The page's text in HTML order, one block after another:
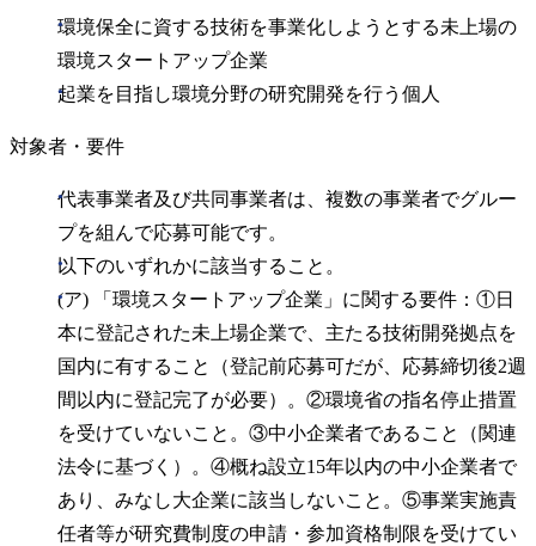
環境保全に資する技術を事業化しようとする未上場の
環境スタートアップ企業
起業を目指し環境分野の研究開発を行う個人
対象者・要件
代表事業者及び共同事業者は、複数の事業者でグルー
プを組んで応募可能です。
以下のいずれかに該当すること。
(ア) 「環境スタートアップ企業」に関する要件：①日
本に登記された未上場企業で、主たる技術開発拠点を
国内に有すること（登記前応募可だが、応募締切後2週
間以内に登記完了が必要）。②環境省の指名停止措置
を受けていないこと。③中小企業者であること（関連
法令に基づく）。④概ね設立15年以内の中小企業者で
あり、みなし大企業に該当しないこと。⑤事業実施責
任者等が研究費制度の申請・参加資格制限を受けてい